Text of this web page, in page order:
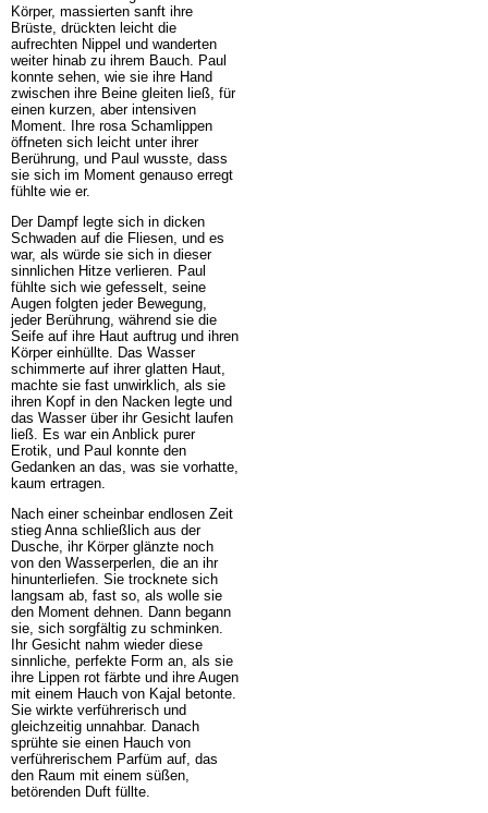
Körper, massierten sanft ihre
Brüste, drückten leicht die
aufrechten Nippel und wanderten
weiter hinab zu ihrem Bauch. Paul
konnte sehen, wie sie ihre Hand
zwischen ihre Beine gleiten ließ, für
einen kurzen, aber intensiven
Moment. Ihre rosa Schamlippen
öffneten sich leicht unter ihrer
Berührung, und Paul wusste, dass
sie sich im Moment genauso erregt
fühlte wie er.
Der Dampf legte sich in dicken
Schwaden auf die Fliesen, und es
war, als würde sie sich in dieser
sinnlichen Hitze verlieren. Paul
fühlte sich wie gefesselt, seine
Augen folgten jeder Bewegung,
jeder Berührung, während sie die
Seife auf ihre Haut auftrug und ihren
Körper einhüllte. Das Wasser
schimmerte auf ihrer glatten Haut,
machte sie fast unwirklich, als sie
ihren Kopf in den Nacken legte und
das Wasser über ihr Gesicht laufen
ließ. Es war ein Anblick purer
Erotik, und Paul konnte den
Gedanken an das, was sie vorhatte,
kaum ertragen.
Nach einer scheinbar endlosen Zeit
stieg Anna schließlich aus der
Dusche, ihr Körper glänzte noch
von den Wasserperlen, die an ihr
hinunterliefen. Sie trocknete sich
langsam ab, fast so, als wolle sie
den Moment dehnen. Dann begann
sie, sich sorgfältig zu schminken.
Ihr Gesicht nahm wieder diese
sinnliche, perfekte Form an, als sie
ihre Lippen rot färbte und ihre Augen
mit einem Hauch von Kajal betonte.
Sie wirkte verführerisch und
gleichzeitig unnahbar. Danach
sprühte sie einen Hauch von
verführerischem Parfüm auf, das
den Raum mit einem süßen,
betörenden Duft füllte.